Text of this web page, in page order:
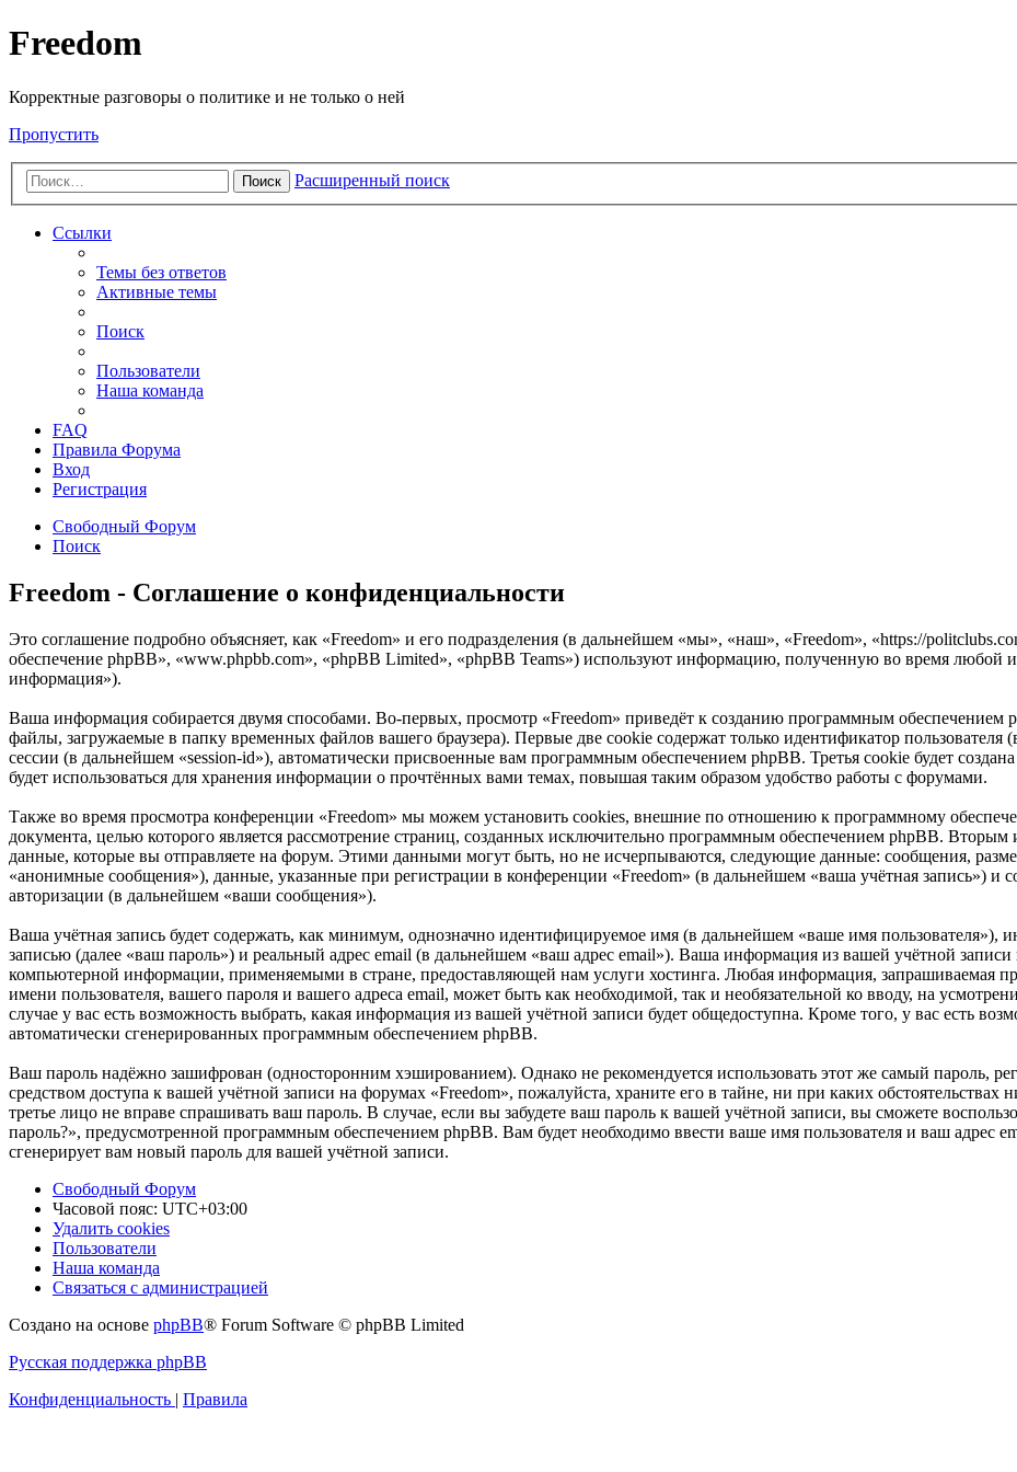
Freedom
Корректные разговоры о политике и не только о ней
Пропустить
Поиск Расширенный поиск
Ссылки
Темы без ответов
Активные темы
Поиск
Пользователи
Наша команда
FAQ
Правила Форума
Вход
Регистрация
Свободный Форум
Поиск
Freedom - Соглашение о конфиденциальности
Это соглашение подробно объясняет, как «Freedom» и его подразделения (в дальнейшем «мы», «наш», «Freedom», «https://
обеспечение phpBB», «www.phpbb.com», «phpBB Limited», «phpBB Teams») используют информацию, полученную во время любой
информация»).
Ваша информация собирается двумя способами. Во-первых, просмотр «Freedom» приведёт к созданию программным обеспечением
файлы, загружаемые в папку временных файлов вашего браузера). Первые две cookie содержат только идентификатор
сессии (в дальнейшем «session-id»), автоматически присвоенные вам программным обеспечением phpBB. Третья cookie будет
будет использоваться для хранения информации о прочтённых вами темах, повышая таким образом удобство работы с форумами.
Также во время просмотра конференции «Freedom» мы можем установить cookies, внешние по отношению к программному
документа, целью которого является рассмотрение страниц, созданных исключительно программным обеспечением phpBB.
данные, которые вы отправляете на форум. Этими данными могут быть, но не исчерпываются, следующие данные: сообщения,
«анонимные сообщения»), данные, указанные при регистрации в конференции «Freedom» (в дальнейшем «ваша учётная запись») и
авторизации (в дальнейшем «ваши сообщения»).
Ваша учётная запись будет содержать, как минимум, однозначно идентифицируемое имя (в дальнейшем «ваше имя пользователя»),
записью (далее «ваш пароль») и реальный адрес email (в дальнейшем «ваш адрес email»). Ваша информация из вашей учётной записи
компьютерной информации, применяемыми в стране, предоставляющей нам услуги хостинга. Любая информация, запрашиваемая
имени пользователя, вашего пароля и вашего адреса email, может быть как необходимой, так и необязательной ко вводу, на
случае у вас есть возможность выбрать, какая информация из вашей учётной записи будет общедоступна. Кроме того, у вас есть
автоматически сгенерированных программным обеспечением phpBB.
Ваш пароль надёжно зашифрован (односторонним хэшированием). Однако не рекомендуется использовать этот же самый пароль,
средством доступа к вашей учётной записи на форумах «Freedom», пожалуйста, храните его в тайне, ни при каких
третье лицо не вправе спрашивать ваш пароль. В случае, если вы забудете ваш пароль к вашей учётной записи, вы сможете
пароль?», предусмотренной программным обеспечением phpBB. Вам будет необходимо ввести ваше имя пользователя и ваш адрес
сгенерирует вам новый пароль для вашей учётной записи.
Свободный Форум
Часовой пояс: UTC+03:00
Удалить cookies
Пользователи
Наша команда
Связаться с администрацией
Создано на основе phpBB® Forum Software © phpBB Limited
Русская поддержка phpBB
Конфиденциальность | Правила